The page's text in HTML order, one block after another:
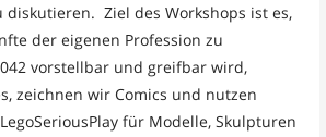
Ziel des Workshops ist es,
der eigenen Profession zu
vorstellbar und greifbar wird,
zeichnen wir Comics und nutzen
für Modelle, Skulpturen